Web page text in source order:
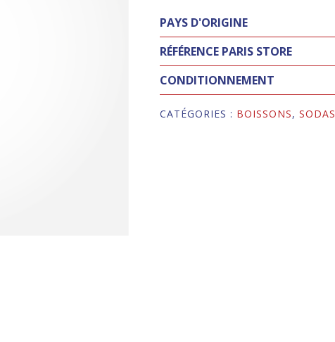
PAYS D'ORIGINE
RÉFÉRENCE PARIS STORE
CONDITIONNEMENT
CATÉGORIES : BOISSONS,SODAS